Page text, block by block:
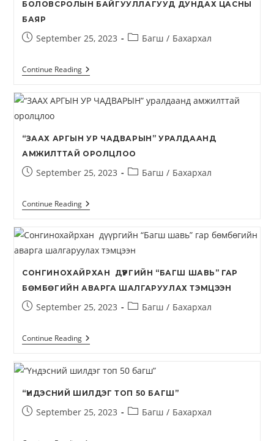
БОЛОВСРОЛЫН БАЙГУУЛЛАГУУД ДУНДАХ ЦАСНЫ
БАЯР
September 25, 2023 Багш / Бахархал
Continue Reading
“ЗААХ АРГЫН УР ЧАДВАРЫН” УРАЛДААНД
АМЖИЛТТАЙ ОРОЛЦЛОО
September 25, 2023 Багш / Бахархал
Continue Reading
СОНГИНОХАЙРХАН ДҮҮРГИЙН “БАГШ ШАВЬ” ГАР
БӨМБӨГИЙН АВАРГА ШАЛГАРУУЛАХ ТЭМЦЭЭН
September 25, 2023 Багш / Бахархал
Continue Reading
“ҮНДЭСНИЙ ШИЛДЭГ ТОП 50 БАГШ”
September 25, 2023 Багш / Бахархал